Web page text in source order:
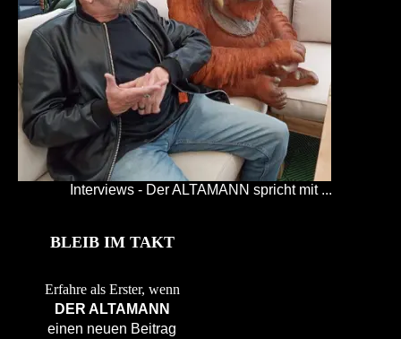
Interviews - Der ALTAMANN spricht mit ...
BLEIB IM TAKT
Erfahre als Erster, wenn
DER ALTAMANN
einen neuen Beitrag